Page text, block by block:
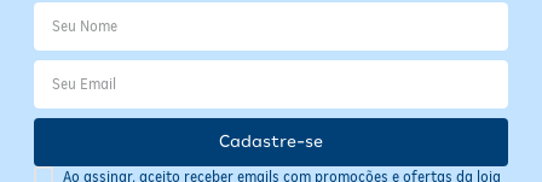
Conservação e Armazenamento
Conserve o sachê em local seco e fresco. Após aberto, mantenha
refrigerado e utilize em até 48 horas. Evite deixar o alimento úmido
exposto por muito tempo no comedouro para prevenir
fermentação. Sempre ofereça água fresca e limpa ao seu cão. A
embalagem é prática e deve ser descartada conforme as normas
locais de reciclagem.
Ao assinar, aceito receber emails com promoções e ofertas da loja
Cadastre-se